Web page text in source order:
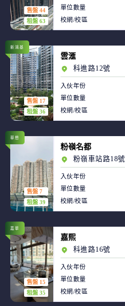
售盤 44
租盤 63
單位數量
校網/校區
售盤 17
租盤 36
新鴻基
雲滙
科進路12號
入伙年份
單位數量
校網/校區
售盤 7
租盤 39
華懋
粉嶺名都
粉嶺車站路18號
入伙年份
單位數量
校網/校區
售盤 15
租盤 35
嘉華
嘉熙
科進路16號
入伙年份
單位數量
校網/校區